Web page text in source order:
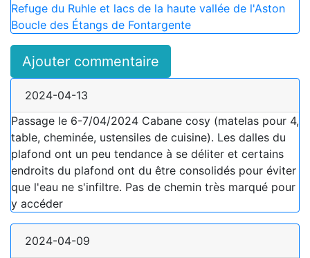
Refuge du Ruhle et lacs de la haute vallée de l'Aston
Boucle des Étangs de Fontargente
Ajouter commentaire
2024-04-13
Passage le 6-7/04/2024 Cabane cosy (matelas pour 4,
table, cheminée, ustensiles de cuisine). Les dalles du
plafond ont un peu tendance à se déliter et certains
endroits du plafond ont du être consolidés pour éviter
que l'eau ne s'infiltre. Pas de chemin très marqué pour
y accéder
2024-04-09